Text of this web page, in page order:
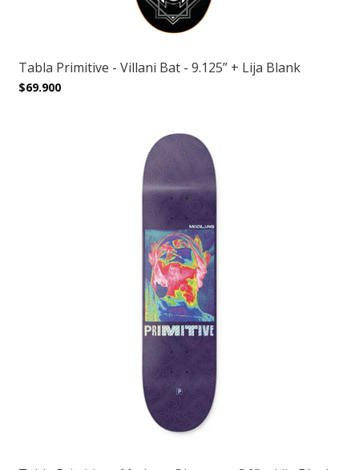
Tabla Primitive - Villani Bat - 9.125” + Lija Blank
$69.900